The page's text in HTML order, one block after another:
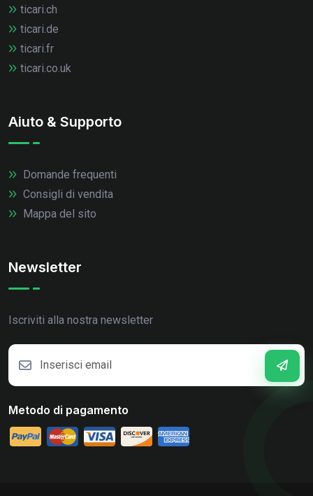
ticari.ch
ticari.de
ticari.fr
ticari.co.uk
Aiuto & Supporto
Domande frequenti
Consigli di vendita
Mappa del sito
Newsletter
Iscriviti alla nostra newsletter
Metodo di pagamento